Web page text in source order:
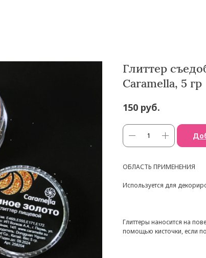
Глиттер
Caramella, 5 гр
150 руб.
ОБЛАСТЬ ПРИМЕНЕНИЯ
Используется для
Глиттеры наносится на
помощью кисточки, если